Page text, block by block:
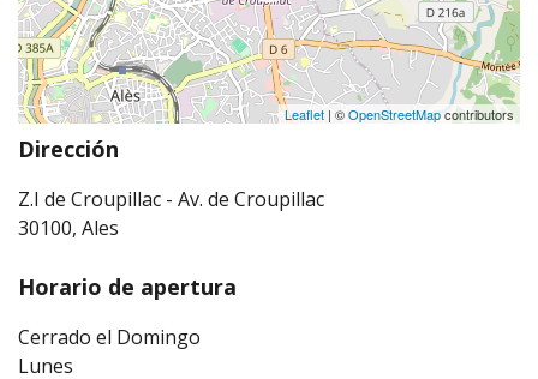
Leaflet | ©OpenStreetMapcontributors
Dirección
Z.I de Croupillac - Av. de Croupillac
30100, Ales
Horario de apertura
Cerrado el Domingo
Lunes